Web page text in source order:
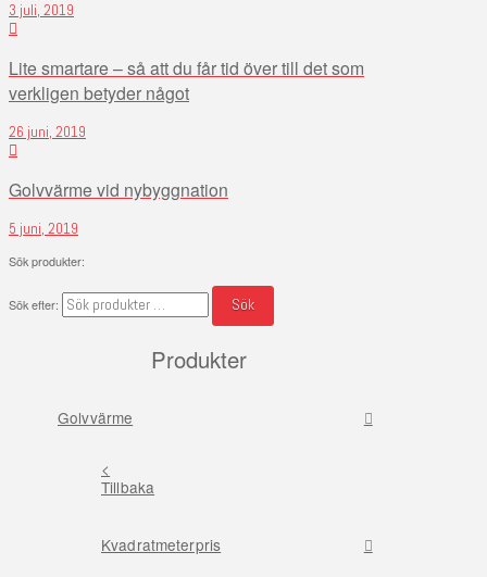
3 juli, 2019
Lite smartare – så att du får tid över till det som
verkligen betyder något
26 juni, 2019
Golvvärme vid nybyggnation
5 juni, 2019
Sök produkter:
Sök efter: Sök
Produkter
Golvvärme
<
Tillbaka
Kvadratmeterpris